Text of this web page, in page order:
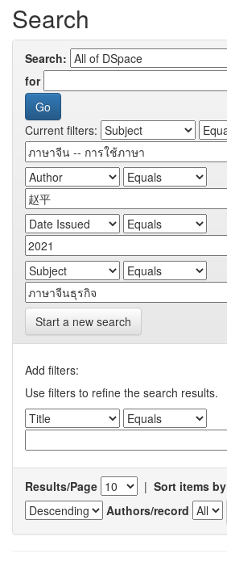
Search
Search:
for
Current filters:
Start a new search
Add filters:
Use filters to refine the search results.
Results/Page | Sort items by
Authors/record